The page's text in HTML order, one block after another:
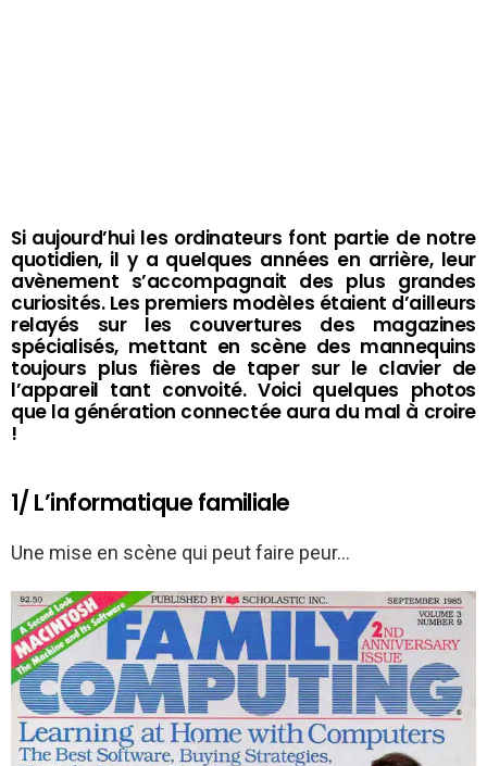
Si aujourd’hui les ordinateurs font partie de notre
quotidien, il y a quelques années en arrière, leur
avènement s’accompagnait des plus grandes
curiosités. Les premiers modèles étaient d’ailleurs
relayés sur les couvertures des magazines
spécialisés, mettant en scène des mannequins
toujours plus fières de taper sur le clavier de
l’appareil tant convoité. Voici quelques photos
que la génération connectée aura du mal à croire
!
1/ L’informatique familiale
Une mise en scène qui peut faire peur…